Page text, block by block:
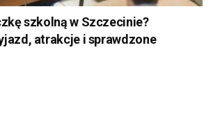
szkolną w Szczecinie?
atrakcje i sprawdzone